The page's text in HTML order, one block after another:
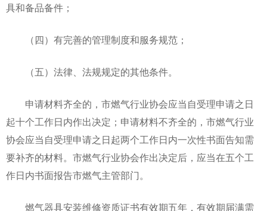
具和备品备件；
（四）有完善的管理制度和服务规范；
（五）法律、法规规定的其他条件。
申请材料齐全的，市燃气行业协会应当自受理申请之日
起十个工作日内作出决定；申请材料不齐全的，市燃气行业
协会应当自受理申请之日起两个工作日内一次性书面告知需
要补齐的材料。市燃气行业协会作出决定后，应当在五个工
作日内书面报告市燃气主管部门。
燃气器具安装维修资质证书有效期五年，有效期届满需